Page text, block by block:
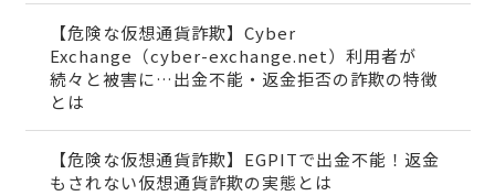
【危険な仮想通貨詐欺】Cyber
Exchange（cyber-exchange.net）利用者が
続々と被害に…出金不能・返金拒否の詐欺の特徴
とは
【危険な仮想通貨詐欺】EGPITで出金不能！返金
もされない仮想通貨詐欺の実態とは